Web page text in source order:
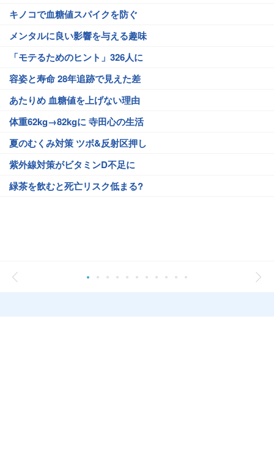
キノコで血糖値スパイクを防ぐ
メンタルに良い影響を与える趣味
「モテるためのヒント」326人に
容姿と寿命 28年追跡で見えた差
あたりめ 血糖値を上げない理由
体重62kg→82kgに 寺田心の生活
夏のむくみ対策 ツボ&反射区押し
紫外線対策がビタミンD不足に
緑茶を飲むと死亡リスク低まる?